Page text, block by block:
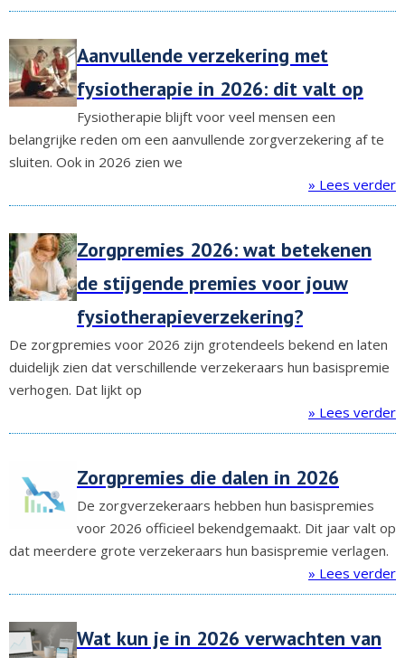
Aanvullende verzekering met
fysiotherapie in 2026: dit valt op
Fysiotherapie blijft voor veel mensen een
belangrijke reden om een aanvullende zorgverzekering af te
sluiten. Ook in 2026 zien we
» Lees verder
Zorgpremies 2026: wat betekenen
de stijgende premies voor jouw
fysiotherapieverzekering?
De zorgpremies voor 2026 zijn grotendeels bekend en laten
duidelijk zien dat verschillende verzekeraars hun basispremie
verhogen. Dat lijkt op
» Lees verder
Zorgpremies die dalen in 2026
De zorgverzekeraars hebben hun basispremies
voor 2026 officieel bekendgemaakt. Dit jaar valt op
dat meerdere grote verzekeraars hun basispremie verlagen.
» Lees verder
Wat kun je in 2026 verwachten van